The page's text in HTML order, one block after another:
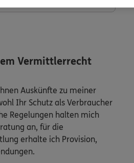
Vermittlerrecht
Auskünfte zu meiner
Ihr Schutz als Verbraucher
Regelungen halten mich
an, für die
erhalte ich Provision,